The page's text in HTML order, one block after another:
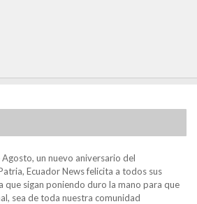
un nuevo aniversario del
Ecuador News felicita a todos sus
que sigan poniendo duro la mano para que
sea de toda nuestra comunidad